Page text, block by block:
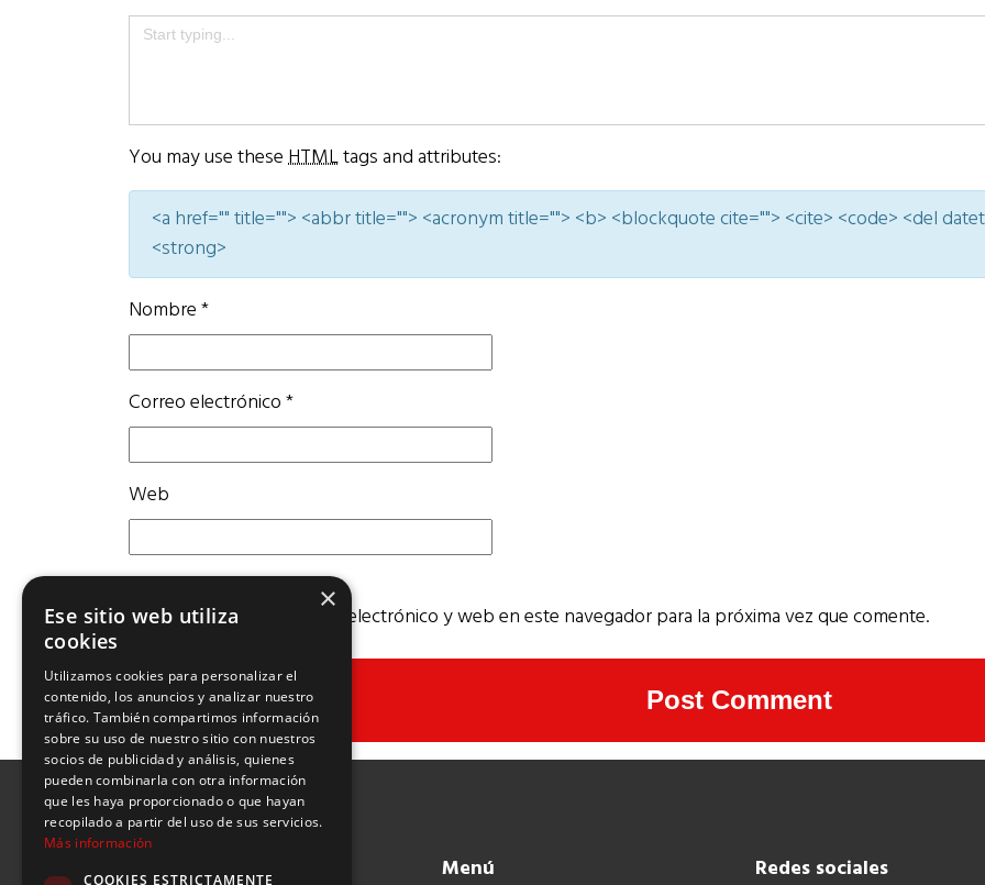
You may use theseHTMLtags and attributes:
<a href="" title=""> <abbr title=""> <acronym title=""> <b> <blockquote cite=""> <cite> <code> <del
<strong>
Nombre*
Correo electrónico*
Web
Guarda mi nombre, correo electrónico y web en este navegador para la próxima vez que comente.
Menú Redes sociales
×
Ese sitio web utiliza
cookies
Utilizamos cookies para personalizar el
contenido, los anuncios y analizar nuestro
tráfico. También compartimos información
sobre su uso de nuestro sitio con nuestros
socios de publicidad y análisis, quienes
pueden combinarla con otra información
que les haya proporcionado o que hayan
recopilado a partir del uso de sus servicios.
Más información
COOKIES ESTRICTAMENTE